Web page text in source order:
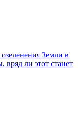
Земли в
ли этот станет